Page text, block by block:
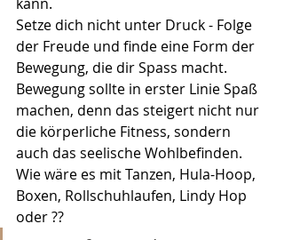
Setze dich nicht unter Druck - Folge
der Freude und finde eine Form der
Bewegung, die dir Spass macht.
Bewegung sollte in erster Linie Spaß
machen, denn das steigert nicht nur
die körperliche Fitness, sondern
auch das seelische Wohlbefinden.
Wie wäre es mit Tanzen, Hula-Hoop,
Boxen, Rollschuhlaufen, Lindy Hop
oder ??